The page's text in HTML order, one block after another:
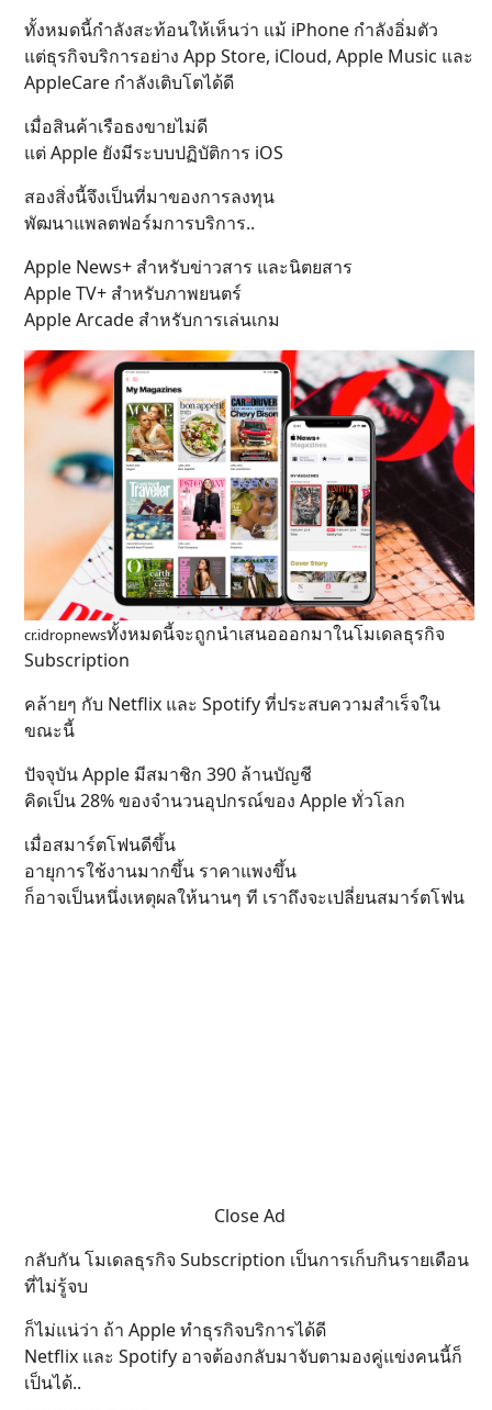
ทั้งหมดนี้กำลังสะท้อนให้เห็นว่า แม้ iPhone กำลังอิ่มตัว
แต่ธุรกิจบริการอย่าง App Store, iCloud, Apple Music และ
AppleCare กำลังเติบโตได้ดี
เมื่อสินค้าเรือธงขายไม่ดี
แต่ Apple ยังมีระบบปฏิบัติการ iOS
สองสิ่งนี้จึงเป็นที่มาของการลงทุน
พัฒนาแพลตฟอร์มการบริการ..
Apple News+ สำหรับข่าวสาร และนิตยสาร
Apple TV+ สำหรับภาพยนตร์
Apple Arcade สำหรับการเล่นเกม
cr.idropnewsทั้งหมดนี้จะถูกนำเสนอออกมาในโมเดลธุรกิจ
Subscription
คล้ายๆ กับ Netflix และ Spotify ที่ประสบความสำเร็จใน
ขณะนี้
ปัจจุบัน Apple มีสมาชิก 390 ล้านบัญชี
คิดเป็น 28% ของจำนวนอุปกรณ์ของ Apple ทั่วโลก
เมื่อสมาร์ตโฟนดีขึ้น
อายุการใช้งานมากขึ้น ราคาแพงขึ้น
ก็อาจเป็นหนึ่งเหตุผลให้นานๆ ที เราถึงจะเปลี่ยนสมาร์ตโฟน
Close Ad
กลับกัน โมเดลธุรกิจ Subscription เป็นการเก็บกินรายเดือน
ที่ไม่รู้จบ
ก็ไม่แน่ว่า ถ้า Apple ทำธุรกิจบริการได้ดี
Netflix และ Spotify อาจต้องกลับมาจับตามองคู่แข่งคนนี้ก็
เป็นได้..